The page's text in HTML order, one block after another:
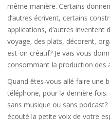
même manière. Certains
d’autres écrivent, certains
applications, d’autres inventent
voyage, des plats, décorent,
est-on créatif? Je vais vous
consommant la production des
Quand êtes-vous allé faire une
téléphone, pour la dernière
sans musique ou sans
écouté la petite voix de votre